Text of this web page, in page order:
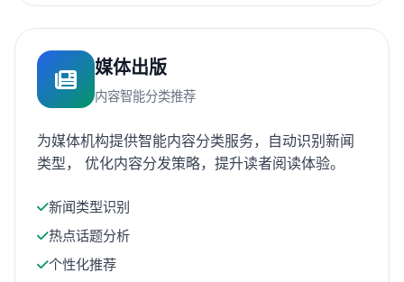
媒体出版
内容智能分类推荐
为媒体机构提供智能内容分类服务，自动识别新闻
类型， 优化内容分发策略，提升读者阅读体验。
新闻类型识别
热点话题分析
个性化推荐